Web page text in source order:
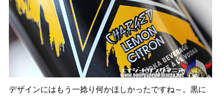
デザインにはもう一捻り何かほしかったですね～。黒に